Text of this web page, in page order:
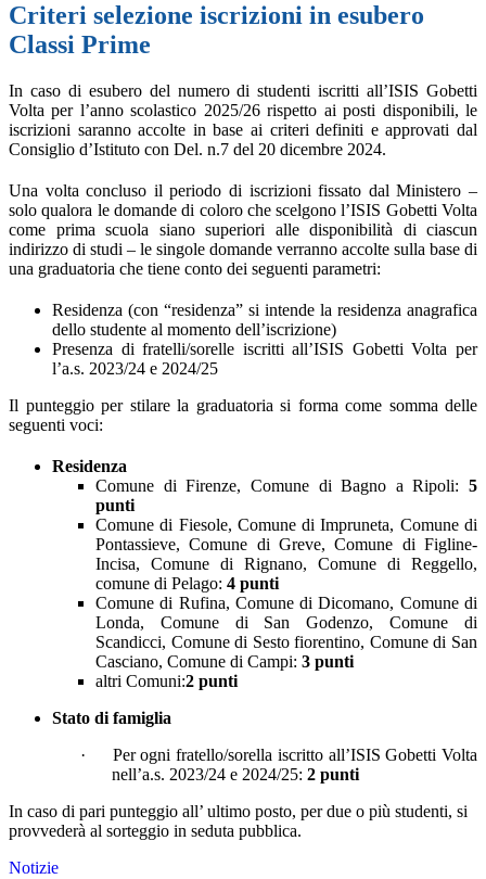
Criteri selezione iscrizioni in esubero
Classi Prime
In caso di esubero del numero di studenti iscritti all’ISIS Gobetti
Volta per l’anno scolastico 2025/26 rispetto ai posti disponibili, le
iscrizioni saranno accolte in base ai criteri definiti e approvati dal
Consiglio d’Istituto con Del. n.7 del 20 dicembre 2024.
Una volta concluso il periodo di iscrizioni fissato dal Ministero –
solo qualora le domande di coloro che scelgono l’ISIS Gobetti Volta
come prima scuola siano superiori alle disponibilità di ciascun
indirizzo di studi – le singole domande verranno accolte sulla base di
una graduatoria che tiene conto dei seguenti parametri:
Residenza (con “residenza” si intende la residenza anagrafica
dello studente al momento dell’iscrizione)
Presenza di fratelli/sorelle iscritti all’ISIS Gobetti Volta per
l’a.s. 2023/24 e 2024/25
Il punteggio per stilare la graduatoria si forma come somma delle
seguenti voci:
Residenza
Comune di Firenze, Comune di Bagno a Ripoli: 5
punti
Comune di Fiesole, Comune di Impruneta, Comune di
Pontassieve, Comune di Greve, Comune di Figline-
Incisa, Comune di Rignano, Comune di Reggello,
comune di Pelago: 4 punti
Comune di Rufina, Comune di Dicomano, Comune di
Londa, Comune di San Godenzo, Comune di
Scandicci, Comune di Sesto fiorentino, Comune di San
Casciano, Comune di Campi: 3 punti
altri Comuni:2 punti
Stato di famiglia
·
Per ogni fratello/sorella iscritto all’ISIS Gobetti Volta
nell’a.s. 2023/24 e 2024/25: 2 punti
In caso di pari punteggio all’ ultimo posto, per due o più studenti, si
provvederà al sorteggio in seduta pubblica.
Notizie